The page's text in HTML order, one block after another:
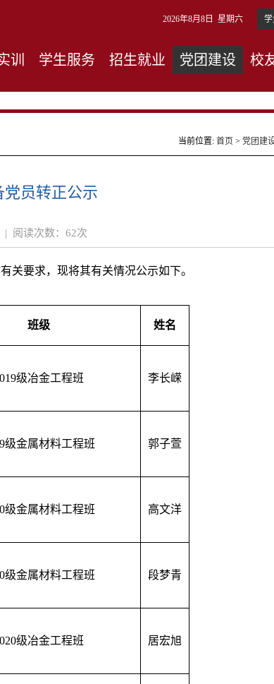
2026年8月8日 星期六
训 学生服务 招生就业 党团建设 校
当前位置: 首页 > 党团建
党员转正公示
| 阅读次数： 62次
关要求，现将其有关情况公示如下。
班级 姓名
级冶金工程班 李长嵘
级金属材料工程班 郭子萱
级金属材料工程班 高文洋
级金属材料工程班 段梦青
级冶金工程班 居宏旭